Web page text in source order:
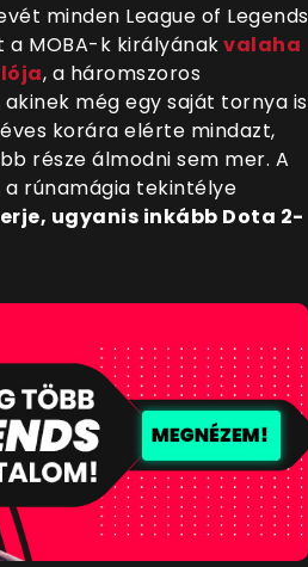
minden League of Legends
a MOBA-k királyánakvalaha
, a háromszoros
még egy saját tornya is
korára elérte mindazt,
része álmodni sem mer. A
a rúnamágia tekintélye
ugyanis inkább Dota 2-